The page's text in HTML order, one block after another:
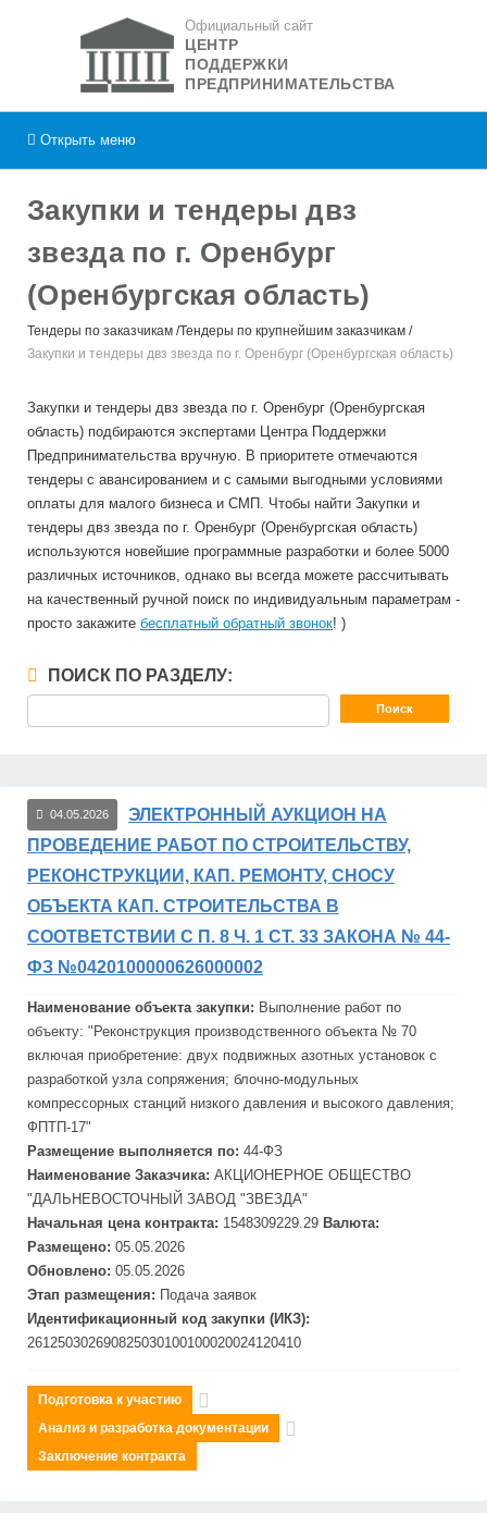
Официальный сайт
ЦЕНТР
ПОДДЕРЖКИ
ПРЕДПРИНИМАТЕЛЬСТВА
Открыть меню
Закупки и тендеры двз
звезда по г. Оренбург
(Оренбургская область)
Тендеры по заказчикам Тендеры по крупнейшим заказчикам
Закупки и тендеры двз звезда по г. Оренбург (Оренбургская область)
Закупки и тендеры двз звезда по г. Оренбург (Оренбургская
область) подбираются экспертами Центра Поддержки
Предпринимательства вручную. В приоритете отмечаются
тендеры с авансированием и с самыми выгодными условиями
оплаты для малого бизнеса и СМП. Чтобы найти Закупки и
тендеры двз звезда по г. Оренбург (Оренбургская область)
используются новейшие программные разработки и более 5000
различных источников, однако вы всегда можете рассчитывать
на качественный ручной поиск по индивидуальным параметрам -
просто закажите бесплатный обратный звонок! )
ПОИСК ПО РАЗДЕЛУ:
04.05.2026
ЭЛЕКТРОННЫЙ АУКЦИОН НА
ПРОВЕДЕНИЕ РАБОТ ПО СТРОИТЕЛЬСТВУ,
РЕКОНСТРУКЦИИ, КАП. РЕМОНТУ, СНОСУ
ОБЪЕКТА КАП. СТРОИТЕЛЬСТВА В
СООТВЕТСТВИИ С П. 8 Ч. 1 СТ. 33 ЗАКОНА № 44-
ФЗ №0420100000626000002
Наименование объекта закупки: Выполнение работ по
объекту: "Реконструкция производственного объекта № 70
включая приобретение: двух подвижных азотных установок с
разработкой узла сопряжения; блочно-модульных
компрессорных станций низкого давления и высокого давления;
ФПТП-17"
Размещение выполняется по: 44-ФЗ
Наименование Заказчика: АКЦИОНЕРНОЕ ОБЩЕСТВО
"ДАЛЬНЕВОСТОЧНЫЙ ЗАВОД "ЗВЕЗДА"
Начальная цена контракта: 1548309229.29 Валюта:
Размещено: 05.05.2026
Обновлено: 05.05.2026
Этап размещения: Подача заявок
Идентификационный код закупки (ИКЗ):
261250302690825030100100020024120410
Подготовка к участию
Анализ и разработка документации
Заключение контракта